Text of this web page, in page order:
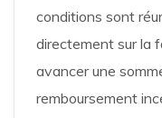
conditions sont
directement sur la
avancer une
remboursement